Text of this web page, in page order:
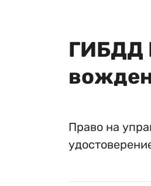
ГИБДД
Право на